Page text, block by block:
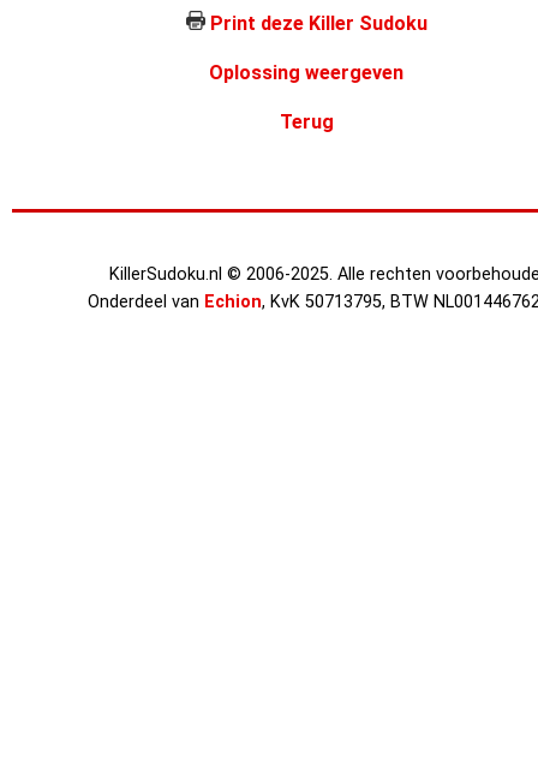
Print deze Killer Sudoku
Oplossing weergeven
Terug
KillerSudoku.nl © 2006-2025. Alle rechten
Onderdeel van Echion, KvK 50713795, BTW